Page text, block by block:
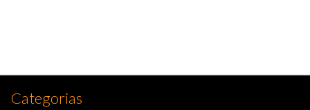
Categorias